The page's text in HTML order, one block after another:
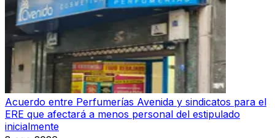
Acuerdo entre Perfumerías Avenida y sindicatos para el
ERE que afectará a menos personal del estipulado
inicialmente